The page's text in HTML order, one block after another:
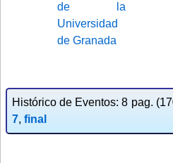
Histórico de Eventos: 8 pag.
7, final